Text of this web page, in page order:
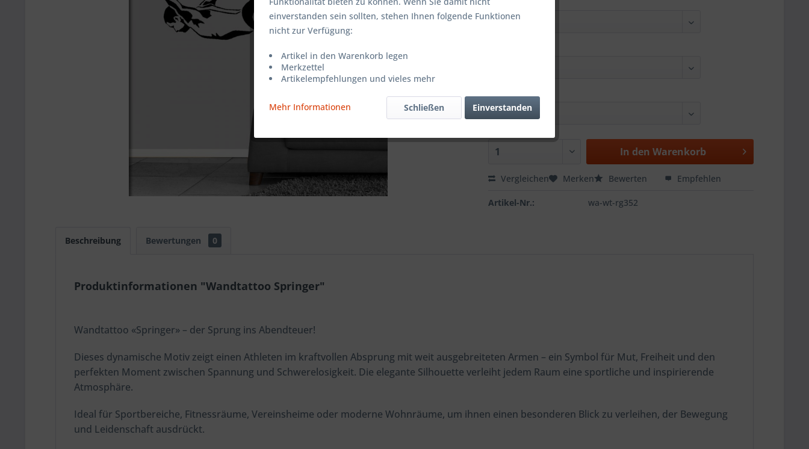
In den Warenkorb
Vergleichen Merken Bewerten Empfehlen
Artikel-Nr.: wa-wt-rg352
Beschreibung Bewertungen 0
Produktinformationen "Wandtattoo Springer"
Wandtattoo «Springer» – der Sprung ins Abendteuer!
Dieses dynamische Motiv zeigt einen Athleten im kraftvollen Absprung mit weit ausgebreiteten Armen – ein Symbol für Mut, Freiheit und den
perfekten Moment zwischen Spannung und Schwerelosigkeit. Die elegante Silhouette verleiht jedem Raum eine sportliche und inspirierende
Atmosphäre.
Ideal für Sportbereiche, Fitnessräume, Vereinsheime oder moderne Wohnräume, um ihnen einen besonderen Blick zu verleihen, der Bewegung
und Leidenschaft ausdrückt.
einverstanden sein sollten, stehen Ihnen folgende Funktionen
nicht zur Verfügung:
Artikel in den Warenkorb legen
Merkzettel
Artikelempfehlungen und vieles mehr
Mehr Informationen Einverstanden
Schließen